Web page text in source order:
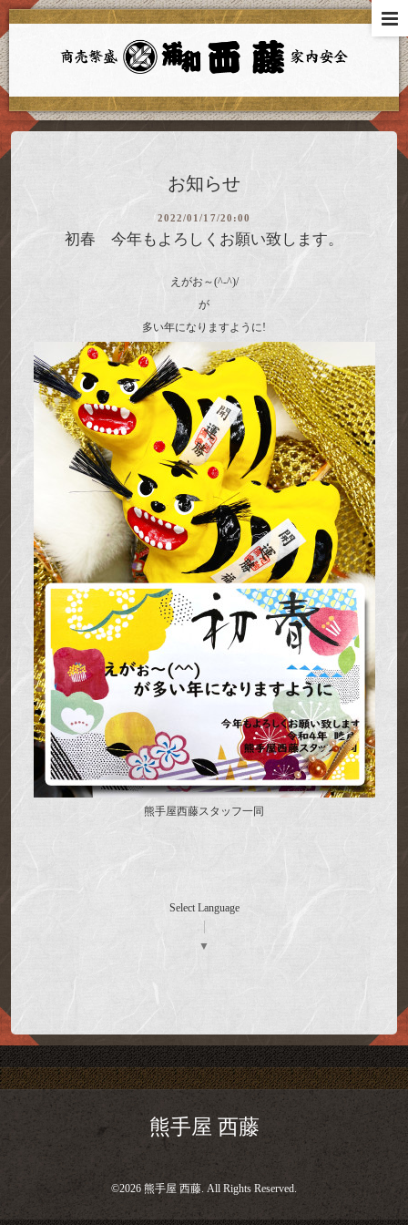
お知らせ
2022/01/17/20:00
初春 今年もよろしくお願い致します。
えがお～(^-^)/
が
多い年になりますように!
熊手屋西藤スタッフ一同
Select Language
▼
熊手屋 西藤
©2026 熊手屋 西藤. All Rights Reserved.